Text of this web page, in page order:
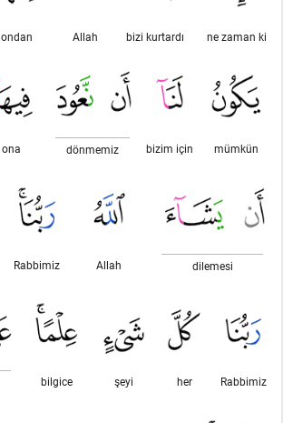
ne zaman ki
bizi kurtardı
Allah
ondan
mümkün
bizim için
dönmemiz
ona
dilemesi
Allah
Rabbimiz
Rabbimiz
her
şeyi
bilgice